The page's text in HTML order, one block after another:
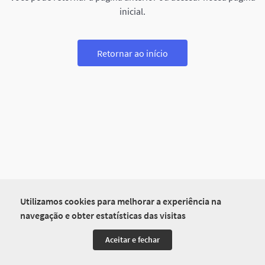
Utilizamos cookies para melhorar a experiência na
navegação e obter estatísticas das visitas
Aceitar e fechar
inicial.
Retornar ao início